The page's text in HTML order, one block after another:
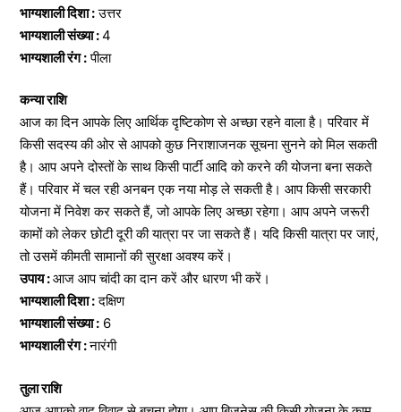
भाग्यशाली दिशा :उत्तर
भाग्यशाली संख्या :4
भाग्यशाली रंग :पीला
कन्या राशि
आज का दिन आपके लिए आर्थिक दृष्टिकोण से अच्छा रहने वाला है। परिवार में
किसी सदस्य की ओर से आपको कुछ निराशाजनक सूचना सुनने को मिल सकती
है। आप अपने दोस्तों के साथ किसी पार्टी आदि को करने की योजना बना सकते
हैं। परिवार में चल रही अनबन एक नया मोड़ ले सकती है। आप किसी सरकारी
योजना में निवेश कर सकते हैं, जो आपके लिए अच्छा रहेगा। आप अपने जरूरी
कामों को लेकर छोटी दूरी की यात्रा पर जा सकते हैं। यदि किसी यात्रा पर जाएं,
तो उसमें कीमती सामानों की सुरक्षा अवश्य करें।
उपाय :आज आप चांदी का दान करें और धारण भी करें।
भाग्यशाली दिशा :दक्षिण
भाग्यशाली संख्या : 6
भाग्यशाली रंग :नारंगी
तुला राशि